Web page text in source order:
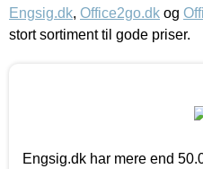
Engsig.dk, Office2go.dk og
stort sortiment til gode priser.
Engsig.dk har mere end